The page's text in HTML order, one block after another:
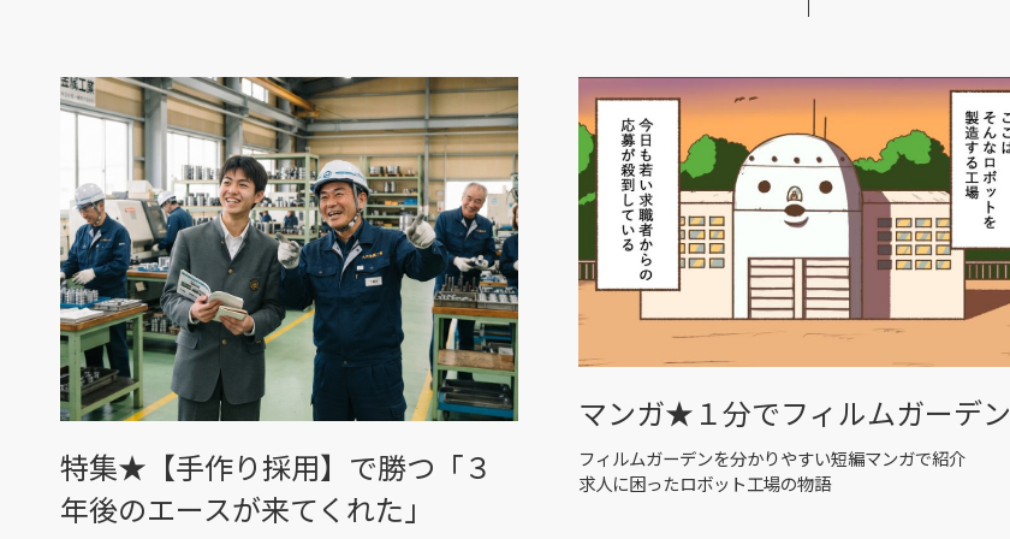
特集★【手作り採用】で勝つ「３
年後のエースが来てくれた」
マンガ★１分でフィルムガーデン
フィルムガーデンを分かりやすい短編マンガで紹介
求人に困ったロボット工場の物語